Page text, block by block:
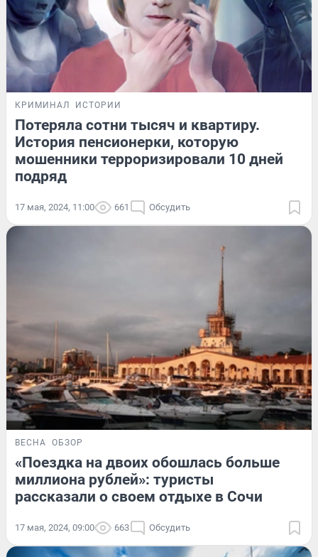
КРИМИНАЛ ИСТОРИИ
Потеряла сотни тысяч и квартиру.
История пенсионерки, которую
мошенники терроризировали 10 дней
подряд
17 мая, 2024, 11:00 661 Обсудить
ВЕСНА ОБЗОР
«Поездка на двоих обошлась больше
миллиона рублей»: туристы
рассказали о своем отдыхе в Сочи
17 мая, 2024, 09:00 663 Обсудить